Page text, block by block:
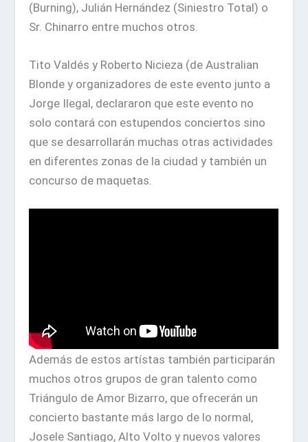
(Burning), Julián Hernández (Siniestro Total) o
Sr. Chinarro entre muchos otros.
Tito Valdés y Roberto Nicieza (de Australian
Blonde y organizadores de este evento junto a
Jorge Ilegal, declararon que este evento no
solo contará con estupendos conciertos sino
que se desarrollarán muchas otras actividades
en diferentes zonas de la ciudad y también un
concurso de maquetas.
Además de estos artístas también participarán
muchos otros grupos de gran talento como
Triángulo de Amor Bizarro, que ofrecerán un
concierto bastante más largo de lo normal,
Josele Santiago, Alto Volto y nuevos valores